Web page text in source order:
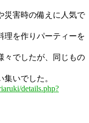
災害時の備えに人気で
理を作りパーティーを
々でしたが、同じもの
いでした。
details.php?